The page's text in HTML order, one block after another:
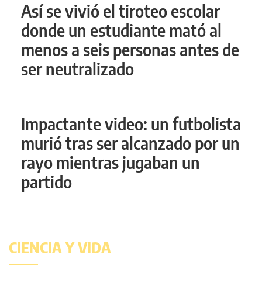
Así se vivió el tiroteo escolar
donde un estudiante mató al
menos a seis personas antes de
ser neutralizado
Impactante video: un futbolista
murió tras ser alcanzado por un
rayo mientras jugaban un
partido
CIENCIA Y VIDA